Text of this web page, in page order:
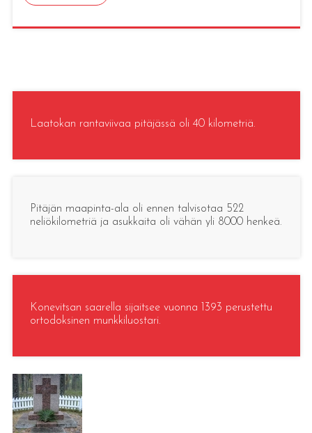
Laatokan rantaviivaa pitäjässä oli 40 kilometriä.
Pitäjän maapinta-ala oli ennen talvisotaa 522
neliökilometriä ja asukkaita oli vähän yli 8000 henkeä.
Konevitsan saarella sijaitsee vuonna 1393 perustettu
ortodoksinen munkkiluostari.